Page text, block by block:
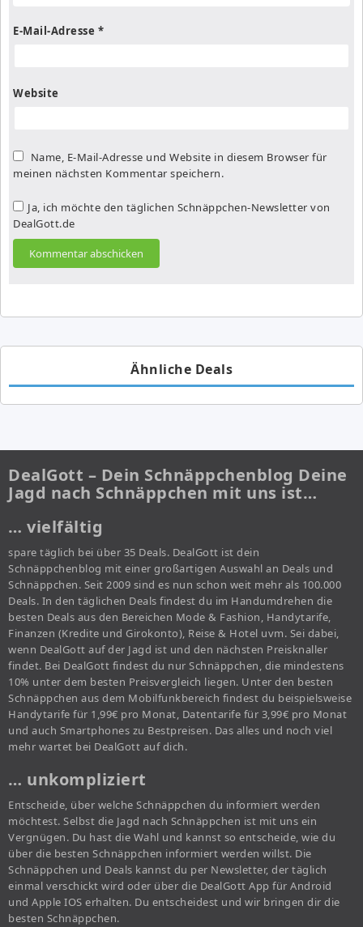
E-Mail-Adresse *
Website
Name, E-Mail-Adresse und Website in diesem Browser für
meinen nächsten Kommentar speichern.
Ja, ich möchte den täglichen Schnäppchen-Newsletter von
DealGott.de
Ähnliche Deals
DealGott – Dein Schnäppchenblog Deine
Jagd nach Schnäppchen mit uns ist…
… vielfältig
spare täglich bei über 35 Deals. DealGott ist dein
Schnäppchenblog mit einer großartigen Auswahl an Deals und
Schnäppchen. Seit 2009 sind es nun schon weit mehr als 100.000
Deals. In den täglichen Deals findest du im Handumdrehen die
besten Deals aus den Bereichen Mode & Fashion, Handytarife,
Finanzen (Kredite und Girokonto), Reise & Hotel uvm. Sei dabei,
wenn DealGott auf der Jagd ist und den nächsten Preisknaller
findet. Bei DealGott findest du nur Schnäppchen, die mindestens
10% unter dem besten Preisvergleich liegen. Unter den besten
Schnäppchen aus dem Mobilfunkbereich findest du beispielsweise
Handytarife für 1,99€ pro Monat, Datentarife für 3,99€ pro Monat
und auch Smartphones zu Bestpreisen. Das alles und noch viel
mehr wartet bei DealGott auf dich.
… unkompliziert
Entscheide, über welche Schnäppchen du informiert werden
möchtest. Selbst die Jagd nach Schnäppchen ist mit uns ein
Vergnügen. Du hast die Wahl und kannst so entscheide, wie du
über die besten Schnäppchen informiert werden willst. Die
Schnäppchen und Deals kannst du per Newsletter, der täglich
einmal verschickt wird oder über die DealGott App für Android
und Apple IOS erhalten. Du entscheidest und wir bringen dir die
besten Schnäppchen.